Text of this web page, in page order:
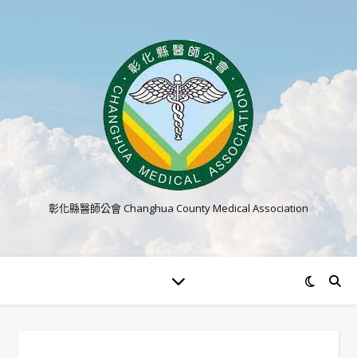
彰化縣醫師公會 Changhua County Medical Association